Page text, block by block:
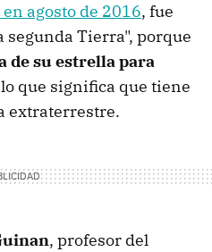
agosto de 2016, fue
segunda Tierra", porque
de su estrella para
que significa que tiene
extraterrestre.
, profesor del